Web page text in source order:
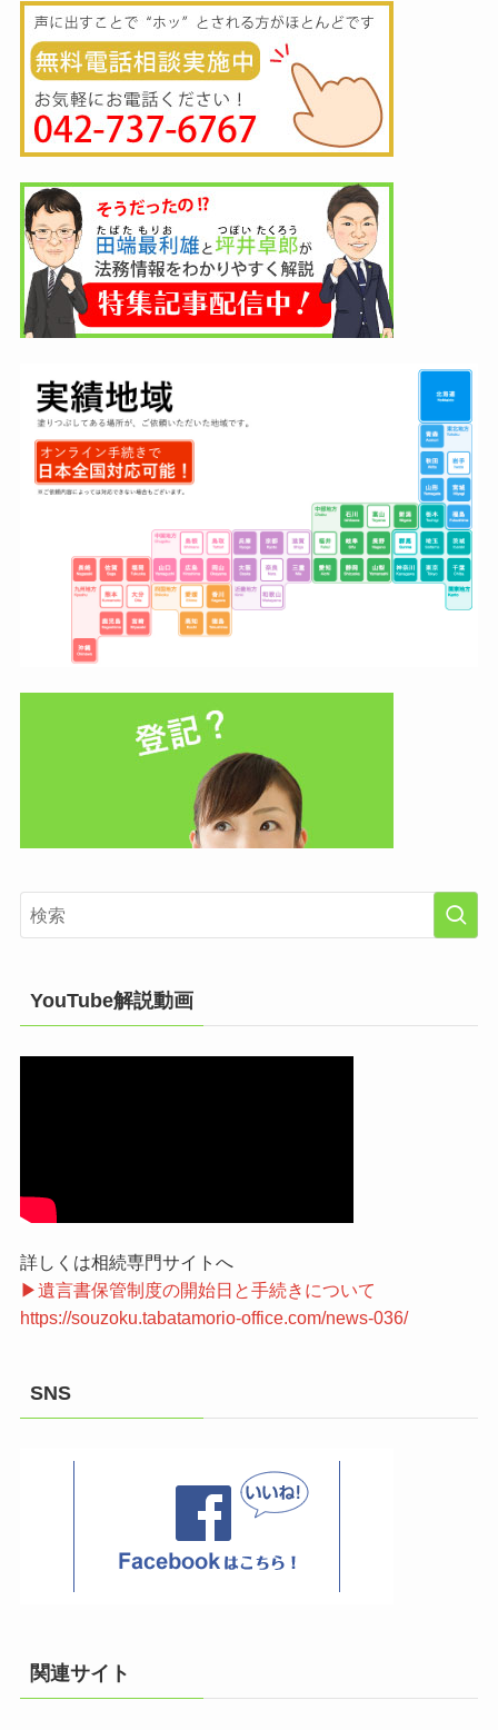
YouTube解説動画
詳しくは相続専門サイトへ
▶遺言書保管制度の開始日と手続きについて
https://souzoku.tabatamorio-office.com/news-036/
SNS
関連サイト